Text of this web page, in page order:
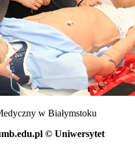
w Białymstoku
© Uniwersytet